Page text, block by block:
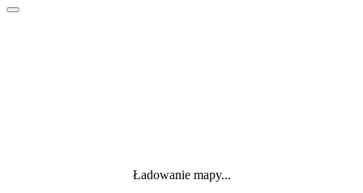
Ładowanie mapy...